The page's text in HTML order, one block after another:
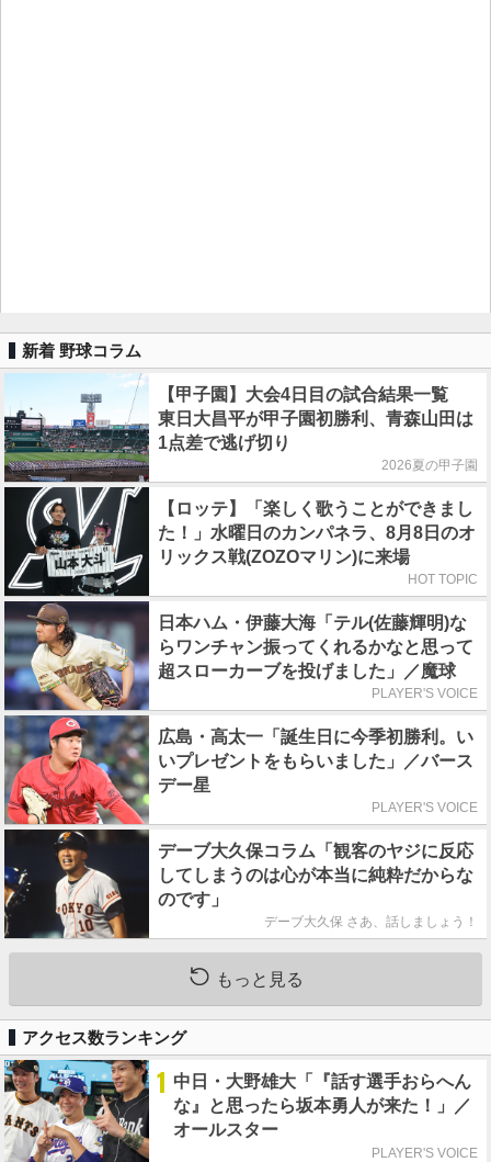
新着 野球コラム
【甲子園】大会4日目の試合結果一覧
東日大昌平が甲子園初勝利、青森山田は
1点差で逃げ切り
2026夏の甲子園
【ロッテ】「楽しく歌うことができまし
た！」水曜日のカンパネラ、8月8日のオ
リックス戦(ZOZOマリン)に来場
HOT TOPIC
日本ハム・伊藤大海「テル(佐藤輝明)な
らワンチャン振ってくれるかなと思って
超スローカーブを投げました」／魔球
PLAYER'S VOICE
広島・高太一「誕生日に今季初勝利。い
いプレゼントをもらいました」／バース
デー星
PLAYER'S VOICE
デーブ大久保コラム「観客のヤジに反応
してしまうのは心が本当に純粋だからな
のです」
デーブ大久保 さあ、話しましょう！
もっと見る
アクセス数ランキング
1 中日・大野雄大「『話す選手おらへん
な』と思ったら坂本勇人が来た！」／
オールスター
PLAYER'S VOICE